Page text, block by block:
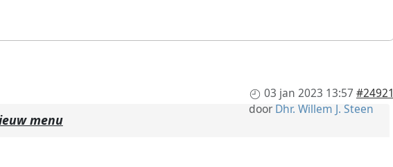
03 jan 2023 13:57 #24921
doorDhr. Willem J. Steen
menu